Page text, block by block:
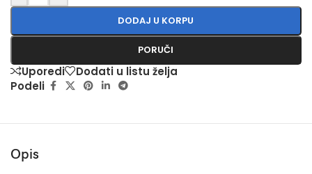
DODAJ U KORPU
PORUČI
Uporedi
Dodati u listu želja
Podeli
Opis